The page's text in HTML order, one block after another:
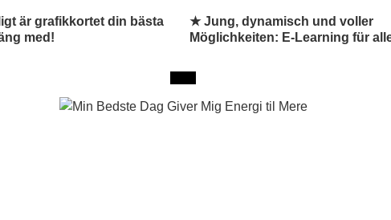
är grafikkortet din bästa
med!
★ Jung, dynamisch und voller
Möglichkeiten: E-Learning für